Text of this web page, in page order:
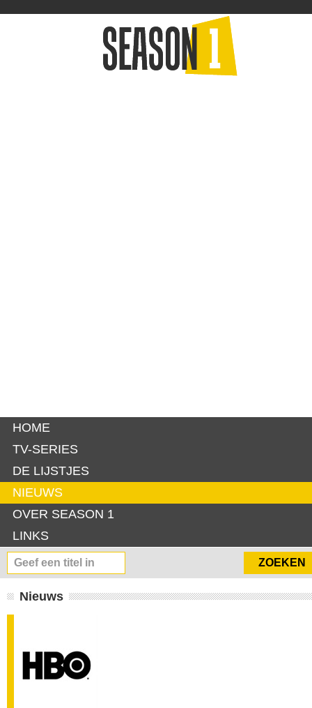
HOME
TV-SERIES
DE LIJSTJES
NIEUWS
OVER SEASON 1
LINKS
Nieuws